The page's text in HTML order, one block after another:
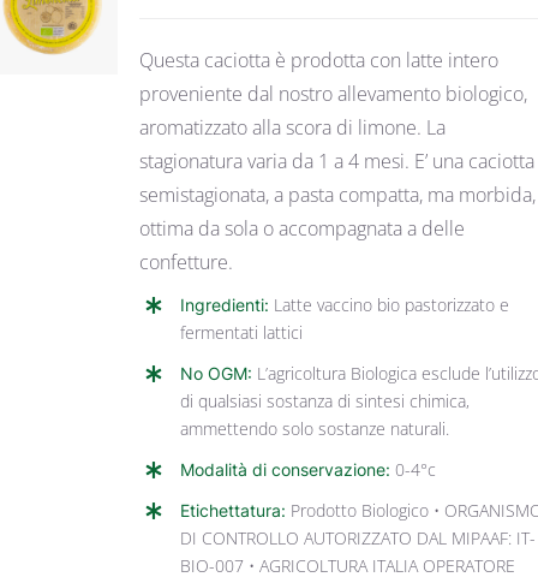
DETTAGLI
Questa caciotta è prodotta con latte intero
proveniente dal nostro allevamento biologico,
aromatizzato alla scora di limone. La
stagionatura varia da 1 a 4 mesi. E’ una caciotta
semistagionata, a pasta compatta, ma morbida,
ottima da sola o accompagnata a delle
confetture.
Ingredienti: Latte vaccino bio pastorizzato e
fermentati lattici
No OGM: L’agricoltura Biologica esclude
di qualsiasi sostanza di sintesi chimica,
ammettendo solo sostanze naturali.
Modalità di conservazione: 0-4°c
Etichettatura: Prodotto Biologico •
DI CONTROLLO AUTORIZZATO DAL MIPAAF: IT-
BIO-007 • AGRICOLTURA ITALIA OPERATORE